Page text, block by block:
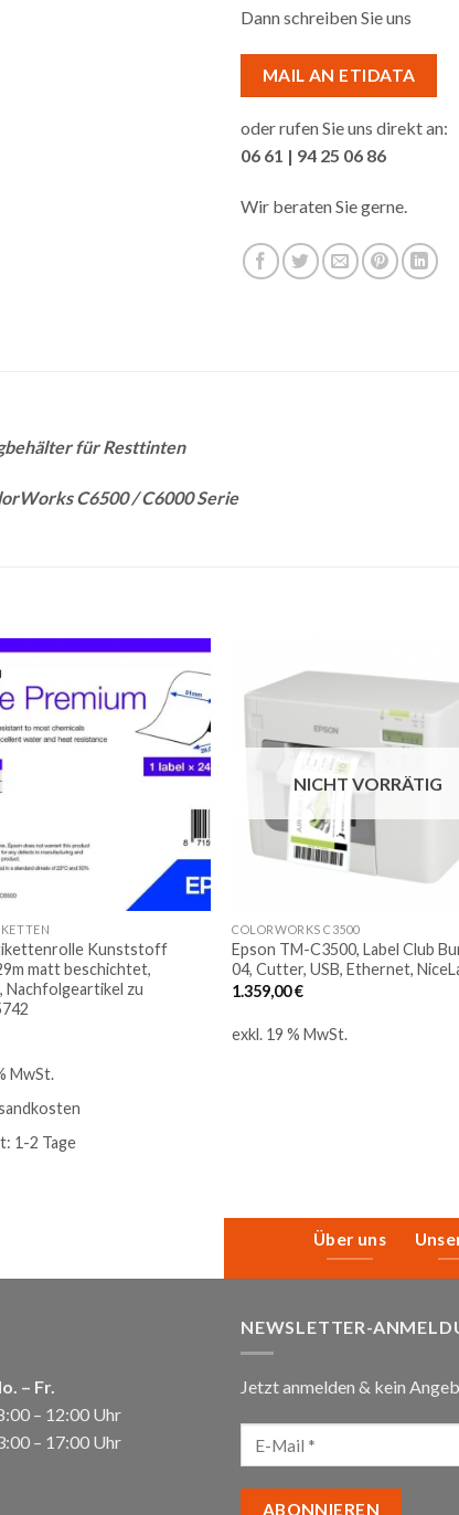
Dann schreiben Sie uns
MAIL AN ETIDATA
oder rufen Sie uns direkt an:
06 61 | 94 25 06 86
Wir beraten Sie gerne.
für Resttinten
C6500 / C6000 Serie
die
Merkliste
Kunststoff
matt beschichtet,
Nachfolgeartikel zu
MwSt.
1-2 Tage
NICHT VORRÄTIG
COLORWORKS C3500
Epson TM-C3500, Label Club
04, Cutter, USB, Ethernet,
1.359,00€
exkl. 19 % MwSt.
Über uns
– Fr.
– 12:00 Uhr
– 17:00 Uhr
NEWSLETTER-
Jetzt anmelden & kein